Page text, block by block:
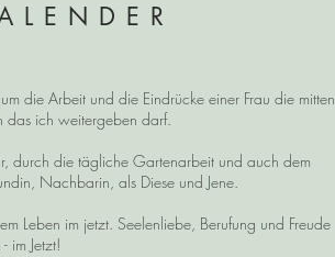
die Arbeit und die Eindrücke einer Frau die mitten
das ich weitergeben darf.
durch die tägliche Gartenarbeit und auch dem
Nachbarin, als Diese und Jene.
Leben im jetzt. Seelenliebe, Berufung und Freude
im Jetzt!